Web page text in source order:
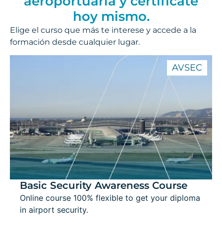
hoy mismo.
Elige el curso que más te interese y accede a la
formación desde cualquier lugar.
Basic Security Awareness Course
Online course 100% flexible to get your diploma
in airport security.
AVSEC